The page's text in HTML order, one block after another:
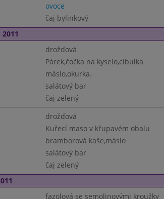
ovoce
čaj bylinkový
drožďová
Párek,čočka na kyselo,cibulka
máslo,okurka.
salátový bar
čaj zelený
drožďová
Kuřecí maso v křupavém obalu
bramborová kaše,máslo
salátový bar
čaj zelený
fazolová se semolinovými kroužky